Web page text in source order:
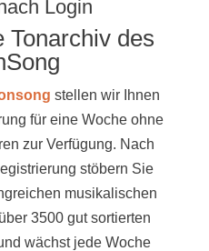
Login
Tonarchiv des
stellen wir Ihnen
für eine Woche ohne
zur Verfügung. Nach
stöbern Sie
musikalischen
3500 gut sortierten
wächst jede Woche